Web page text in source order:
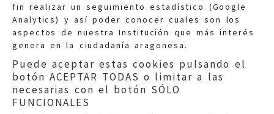
fin realizar un seguimiento estadístico (Google
Analytics) y así poder conocer cuales son los
aspectos de nuestra Institución que más interés
genera en la ciudadanía aragonesa.
Puede aceptar estas cookies pulsando el
botón ACEPTAR TODAS o limitar a las
necesarias con el botón SÓLO
FUNCIONALES
Información general:
informacion@eljusticiadearagon.es
Teléfonos:900 210 210/